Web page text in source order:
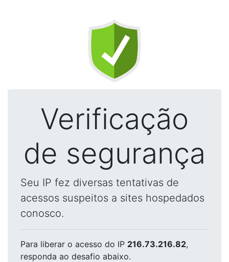
Verificação
de segurança
Seu IP fez diversas tentativas de
acessos suspeitos a sites hospedados
conosco.
Para liberar o acesso do IP 216.73.216.82,
responda ao desafio abaixo.